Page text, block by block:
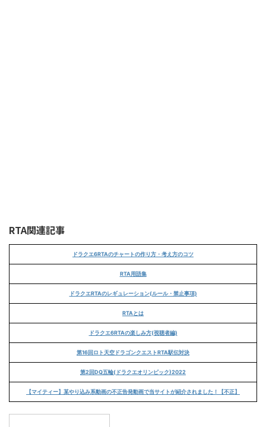
RTA関連記事
ドラクエ6RTAのチャートの作り方・考え方のコツ
RTA用語集
ドラクエRTAのレギュレーション(ルール・禁止事項)
RTAとは
ドラクエ6RTAの楽しみ方(視聴者編)
第16回ロト天空ドラゴンクエストRTA駅伝対決
第2回DQ五輪(ドラクエオリンピック)2022
【マイティー】某やり込み系動画の不正告発動画で当サイトが紹介されました！【不正】